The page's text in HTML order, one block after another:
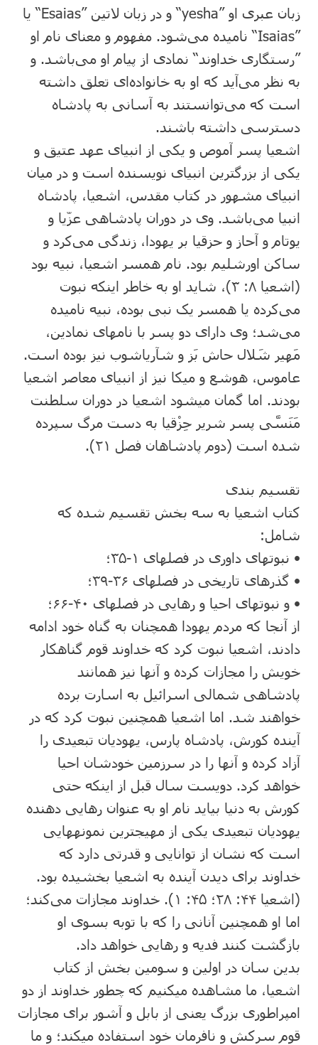
زبان عبری او ”yesha“ و در زبان لاتین ”Esaias“ یا
”Isaias“ نامیده می‌شود. مفهوم و معنای نام او
”رستگاری خداوند“ نمادی از پیام او می‌باشد. و
به نظر می‌آید که او به خانواده‌ای تعلق داشته
است که می‌توانستند به آسانی به پادشاه
دسترسی داشته باشند.
اشعیا پسر آموص و یکی از انبیای عهد عتیق و
یکی از بزرگترین انبیای نویسنده است و در میان
انبیای مشهور در کتاب مقدس، اشعیا، پادشاه
انبیا می‌باشد. وی در دوران پادشاهی عزّیا و
یوتام و آحاز و حزقیا بر یهودا، زندگی می‌کرد و
ساکن اورشلیم بود. نام همسر اشعیا، نبیه بود
(اشعیا ۸: ۳)، شاید او به خاطر اینکه نبوت
می‌کرده یا همسر یک نبی بوده، نبیه نامیده
می‌شد؛ وی دارای دو پسر با نامهای نمادین،
مَهیر شَلال حاش بَز و شآریاشوب نیز بوده است.
عاموس، هوشع و میکا نیز از انبیای معاصر اشعیا
بودند. اما گمان میشود اشعیا در دوران سلطنت
مَنَسَّی‌ پسر شریر حِزْقیا به دست مرگ سپرده
شده است (دوم پادشاهان فصل ۲۱).
تقسیم بندی
کتاب اشعیا به سه بخش تقسیم شده که
شامل:
• نبوتهای داوری در فصلهای ۱-۳۵؛
• گذرهای تاریخی در فصلهای ۳۶-۳۹؛
• و نبوتهای احیا و رهایی در فصلهای ۴۰-۶۶؛
از آنجا که مردم یهودا همچنان به گناه خود ادامه
دادند، اشعیا نبوت کرد که خداوند قوم گناهکار
خویش را مجازات کرده و آنها نیز همانند
پادشاهی شمالی اسرائیل به اسارت برده
خواهند شد. اما اشعیا همچنین نبوت کرد که در
آینده کورش، پادشاه پارس، یهودیان تبعیدی را
آزاد کرده و آنها را در سرزمین خودشان احیا
خواهد کرد. دویست سال قبل از اینکه حتی
کورش به دنیا بیاید نام او به عنوان رهایی دهنده
یهودیان تبعیدی یکی از مهیجترین نمونههایی
است که نشان از توانایی و قدرتی دارد که
خداوند برای دیدن آینده به اشعیا بخشیده بود.
(اشعیا ۴۴: ۲۸؛ ۴۵: ۱). خداوند مجازات می‌کند؛
اما او همچنین آنانی را که با توبه بسوی او
بازگشت کنند فدیه و رهایی خواهد داد.
بدین سان در اولین و سومین بخش از کتاب
اشعیا، ما مشاهده میکنیم که چطور خداوند از دو
امپراطوری بزرگ یعنی از بابل و آشور برای مجازات
قوم سرکش و نافرمان خود استفاده میکند؛ و ما